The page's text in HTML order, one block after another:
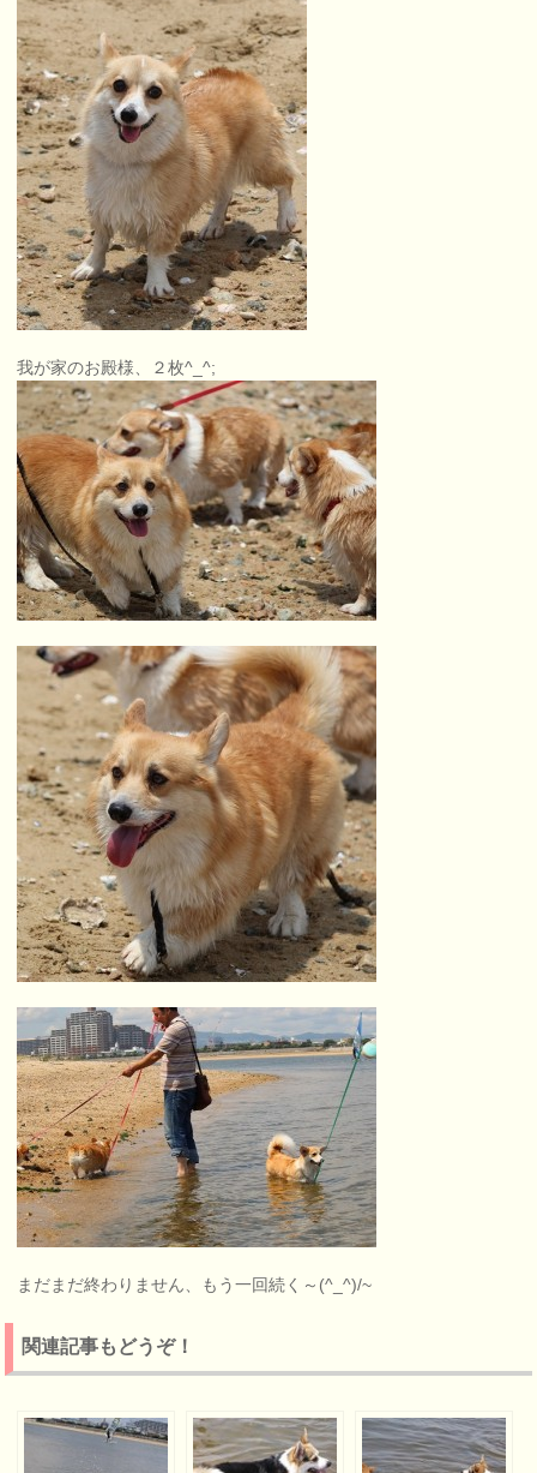
我が家のお殿様、２枚^_^;
まだまだ終わりません、もう一回続く～(^_^)/~
関連記事もどうぞ！